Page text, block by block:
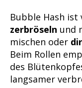
Bubble Hash ist
zerbröseln und
mischen oder
Beim Rollen
des
langsamer